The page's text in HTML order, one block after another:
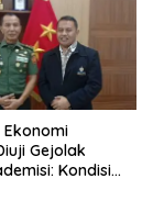
Gejolak
Kondisi